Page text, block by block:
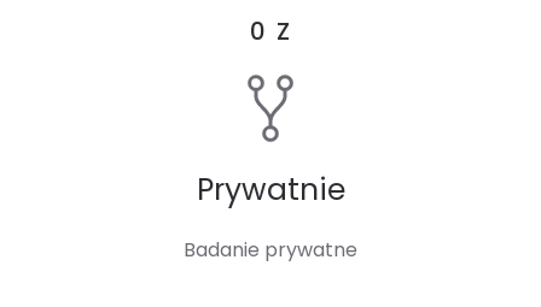
0 Z
Prywatnie
Badanie prywatne